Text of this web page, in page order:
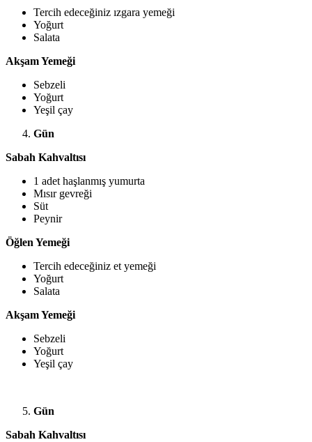
Tercih edeceğiniz ızgara yemeği
Yoğurt
Salata
Akşam Yemeği
Sebzeli
Yoğurt
Yeşil çay
Gün
Sabah Kahvaltısı
1 adet haşlanmış yumurta
Mısır gevreği
Süt
Peynir
Öğlen Yemeği
Tercih edeceğiniz et yemeği
Yoğurt
Salata
Akşam Yemeği
Sebzeli
Yoğurt
Yeşil çay
Gün
Sabah Kahvaltısı